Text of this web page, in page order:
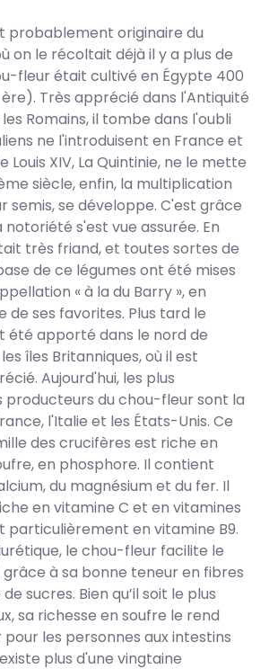
probablement originaire du
on le récoltait déjà il y a plus de
fleur était cultivé en Égypte 400
Très apprécié dans l'Antiquité
Romains, il tombe dans l'oubli
ne l'introduisent en France et
Louis XIV, La Quintinie, ne le mette
siècle, enfin, la multiplication
semis, se développe. C'est grâce
notoriété s'est vue assurée. En
très friand, et toutes sortes de
de ce légumes ont été mises
« à la du Barry », en
de ses favorites. Plus tard le
été apporté dans le nord de
îles Britanniques, où il est
Aujourd'hui, les plus
du chou-fleur sont la
l'Italie et les États-Unis. Ce
des crucifères est riche en
en phosphore. Il contient
du magnésium et du fer. Il
en vitamine C et en vitamines
particulièrement en vitamine B9.
le chou-fleur facilite le
à sa bonne teneur en fibres
sucres. Bien qu’il soit le plus
sa richesse en soufre le rend
les personnes aux intestins
plus d'une vingtaine